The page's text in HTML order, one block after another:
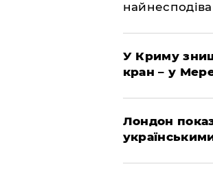
У Криму
кран – у
Лондон